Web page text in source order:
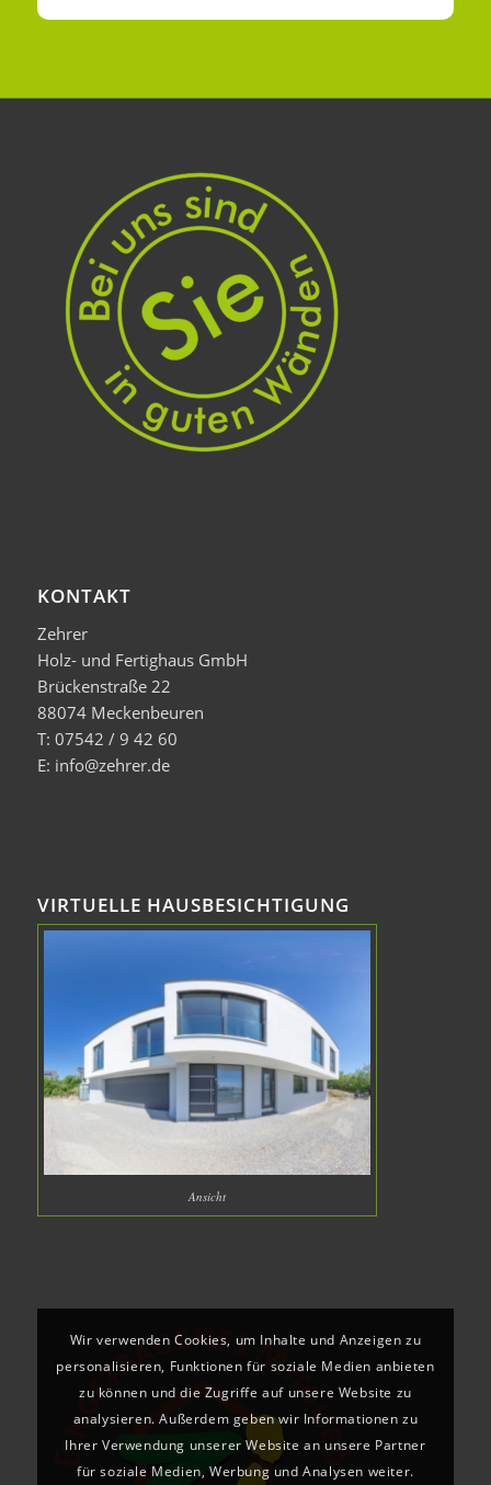
KONTAKT
Zehrer
Holz- und Fertighaus GmbH
Brückenstraße 22
88074 Meckenbeuren
T: 07542 / 9 42 60
E: info@zehrer.de
VIRTUELLE HAUSBESICHTIGUNG
Ansicht
Wir verwenden Cookies, um Inhalte und Anzeigen zu
personalisieren, Funktionen für soziale Medien anbieten
zu können und die Zugriffe auf unsere Website zu
analysieren. Außerdem geben wir Informationen zu
Ihrer Verwendung unserer Website an unsere Partner
für soziale Medien, Werbung und Analysen weiter.